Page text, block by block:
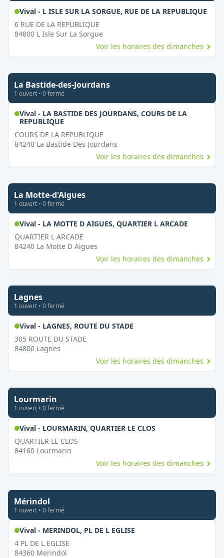
Vival - L ISLE SUR LA SORGUE, RUE DE LA REPUBLIQUE,
6 RUE DE LA REPUBLIQUE
84800 L Isle Sur La Sorgue
Voir les horaires des dimanches
La Bastide-des-Jourdans
1 ouvert • 0fermé
Vival - LA BASTIDE DES JOURDANS, COURS DE LA
REPUBLIQUE,
Ouvert le dimanche
COURS DE LA REPUBLIQUE
84240 La Bastide Des Jourdans
Voir les horaires des dimanches
La Motte-d'Aigues
1 ouvert • 0fermé
Vival - LA MOTTE D AIGUES, QUARTIER L ARCADE,
QUARTIER L ARCADE
84240 La Motte D Aigues
Voir les horaires des dimanches
Lagnes
1 ouvert • 0fermé
Vival - LAGNES, ROUTE DU STADE,
305 ROUTE DU STADE
84800 Lagnes
Voir les horaires des dimanches
Lourmarin
1 ouvert • 0fermé
Vival - LOURMARIN, QUARTIER LE CLOS,
QUARTIER LE CLOS
84160 Lourmarin
Voir les horaires des dimanches
Mérindol
1 ouvert • 0fermé
Vival - MERINDOL, PL DE L EGLISE,
4 PL DE L EGLISE
84360 Merindol